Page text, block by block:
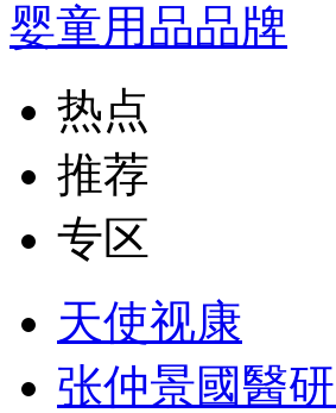
婴童用品品牌
热点
推荐
专区
天使视康
张仲景國醫